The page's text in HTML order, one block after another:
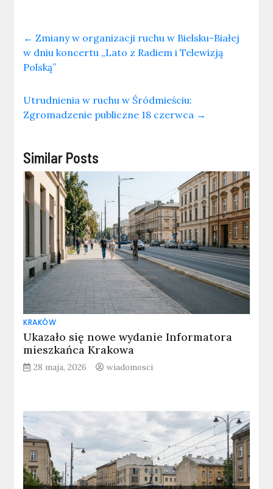
← Zmiany w organizacji ruchu w Bielsku-Białej
w dniu koncertu „Lato z Radiem i Telewizją
Polską”
Utrudnienia w ruchu w Śródmieściu:
Zgromadzenie publiczne 18 czerwca →
Similar Posts
KRAKÓW
Ukazało się nowe wydanie Informatora
mieszkańca Krakowa
28 maja, 2026 wiadomosci